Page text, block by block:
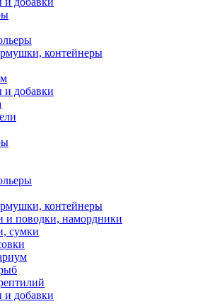
контейнеры
добавки
контейнеры
поводки, намордники
сумки
добавки